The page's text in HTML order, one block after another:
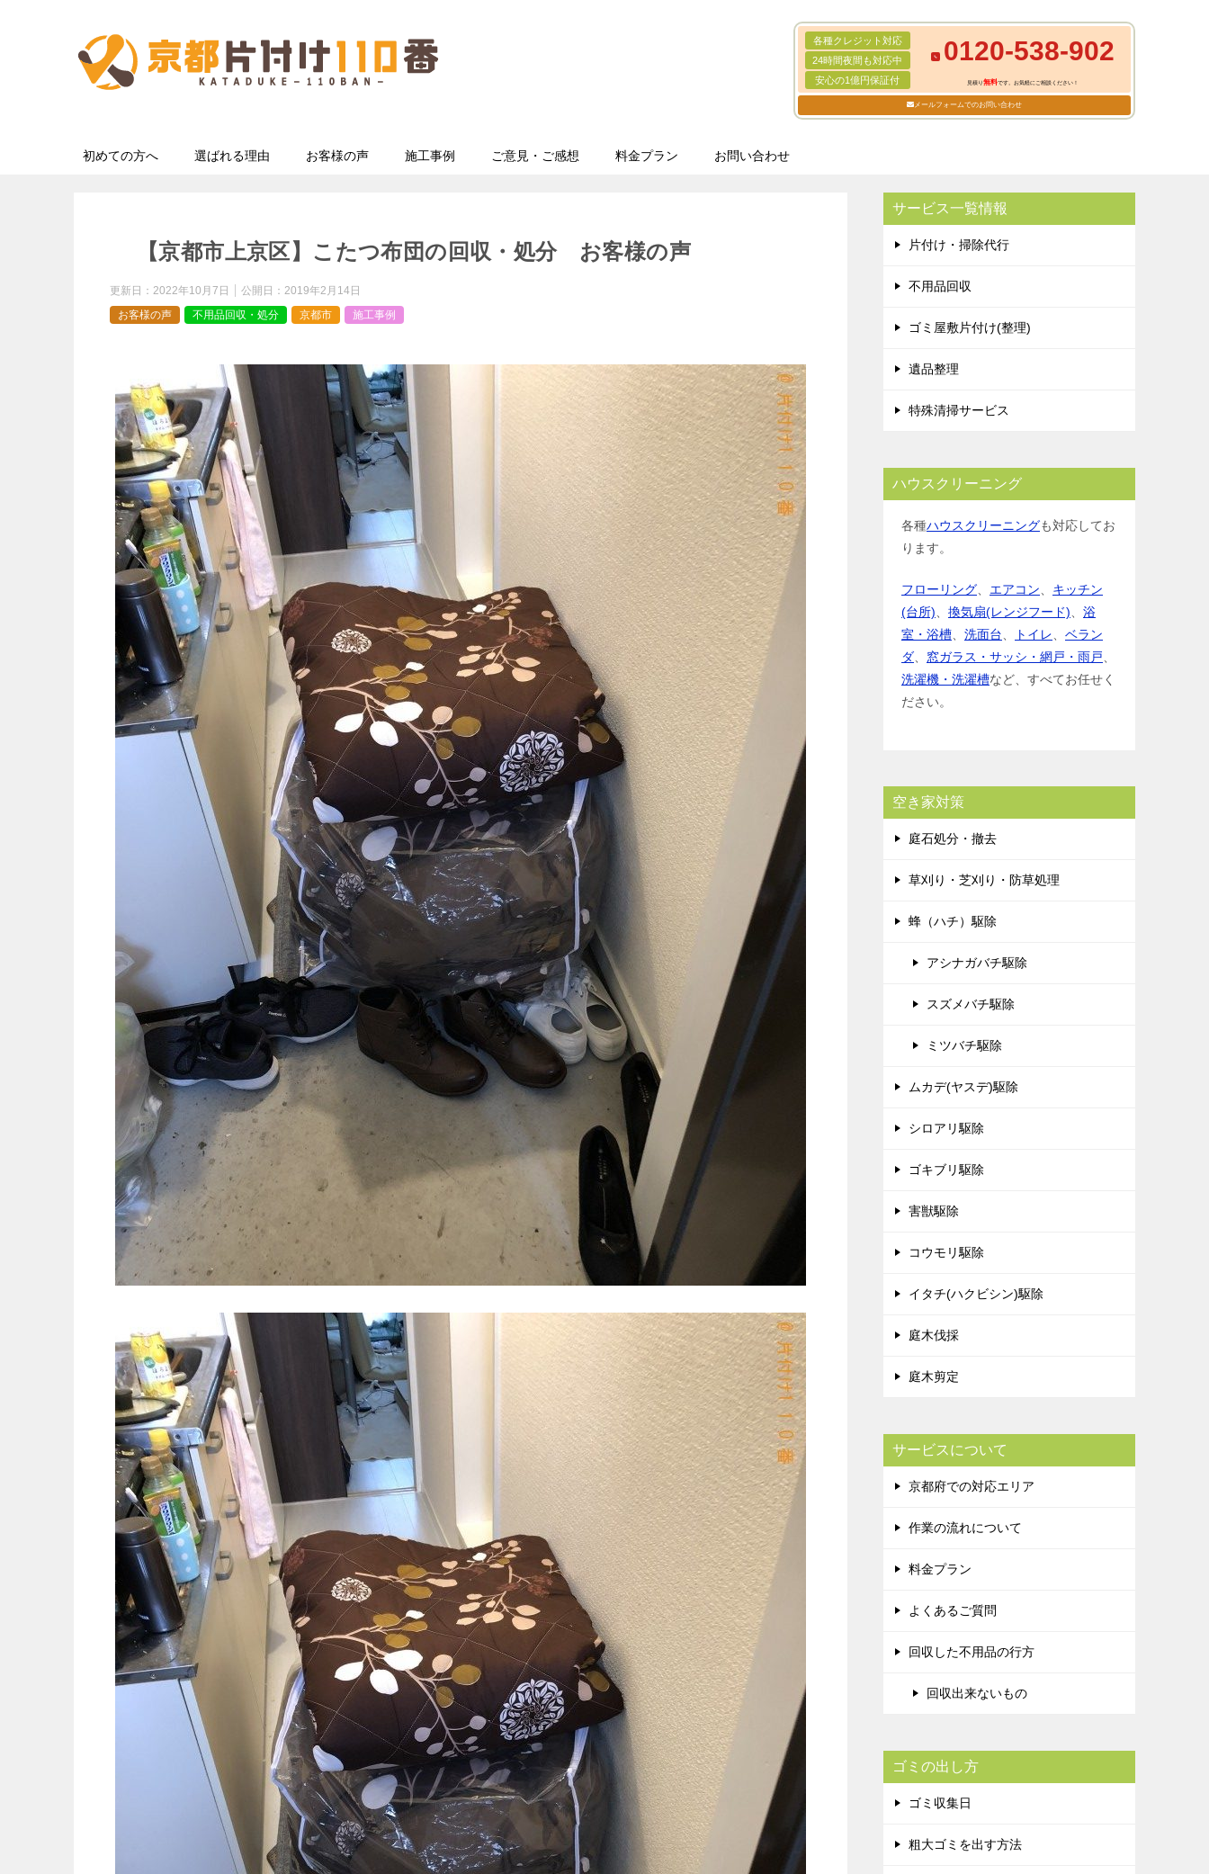
各種クレジット対応
24時間夜間も対応中
安心の1億円保証付
0120-538-902
見積り無料です。お気軽にご相談ください！
メールフォームでのお問い合わせ
初めての方へ 選ばれる理由 お客様の声 施工事例 ご意見・ご感想 料金プラン お問い合わせ
【京都市上京区】こたつ布団の回収・処分 お客様の声
更新日： 2022年10月7日 公開日： 2019年2月14日
お客様の声
不用品回収・処分 京都市 施工事例
サービス一覧情報
片付け・掃除代行
不用品回収
ゴミ屋敷片付け(整理)
遺品整理
特殊清掃サービス
ハウスクリーニング
各種ハウスクリーニングも対応してお
ります。
フローリング エアコン
キッチン
(台所)
換気扇(レンジフード)
浴
室・浴槽
洗面台 トイレ
ベラン
ダ
窓ガラス・サッシ・網戸・雨戸
洗濯機・洗濯槽など、すべてお任せく
ださい。
空き家対策
庭石処分・撤去
草刈り・芝刈り・防草処理
蜂（ハチ）駆除
アシナガバチ駆除
スズメバチ駆除
ミツバチ駆除
ムカデ(ヤスデ)駆除
シロアリ駆除
ゴキブリ駆除
害獣駆除
コウモリ駆除
イタチ(ハクビシン)駆除
庭木伐採
庭木剪定
サービスについて
京都府での対応エリア
作業の流れについて
料金プラン
よくあるご質問
回収した不用品の行方
回収出来ないもの
ゴミの出し方
ゴミ収集日
粗大ゴミを出す方法